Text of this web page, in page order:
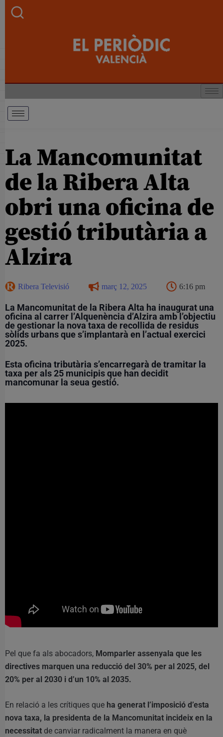
La Mancomunitat
de la Ribera Alta
obri una oficina de
gestió tributària a
Alzira
Ribera Televisió març 12, 2025 6:16 pm
La Mancomunitat de la Ribera Alta ha inaugurat una
oficina al carrer l’Alquenència d’Alzira amb l’objectiu
de gestionar la nova taxa de recollida de residus
sòlids urbans que s’implantarà en l’actual exercici
2025.
Esta oficina tributària s’encarregarà de tramitar la
taxa per als 25 municipis que han decidit
mancomunar la seua gestió.
Pel que fa als abocadors, Momparler assenyala que les
directives marquen una reducció del 30% per al 2025, del
20% per al 2030 i d’un 10% al 2035.
En relació a les crítiques que ha generat l’imposició d’esta
nova taxa, la presidenta de la Mancomunitat incideix en la
necessitat de canviar radicalment la manera en què